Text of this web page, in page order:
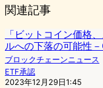
関連記事
「ビットコイン価格
ルへの下落の可能性
ブロックチェーンニュース
ETF承認
2023年12月29日1:45